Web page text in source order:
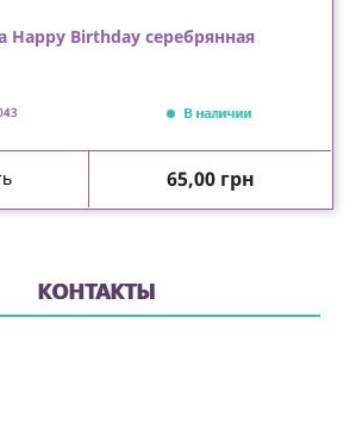
Happy Birthday серебрянная
В наличии
Цена
65,00 грн
КОНТАКТЫ